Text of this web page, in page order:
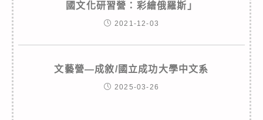
國文化研習營：彩繪俄羅斯」
2021-12-03
文藝營—成敘/國立成功大學中文系
2025-03-26